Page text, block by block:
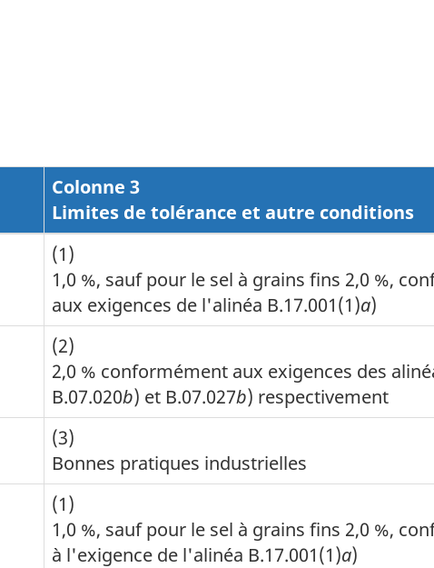
Colonne 3
Limites de tolérance et autre conditions
(1)
1,0 %, sauf pour le sel à grains fins 2,0 %,
aux exigences de l'alinéa B.17.001(1)a)
(2)
2,0 % conformément aux exigences des
B.07.020b) et B.07.027b) respectivement
(3)
Bonnes pratiques industrielles
(1)
1,0 %, sauf pour le sel à grains fins 2,0 %,
à l'exigence de l'alinéa B.17.001(1)a)